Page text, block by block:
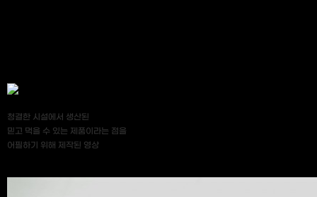
청결한 시설에서 생산된
믿고 먹을 수 있는 제품이라는 점을
어필하기 위해 제작된 영상